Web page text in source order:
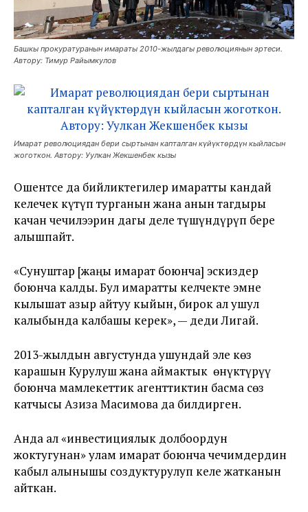
Башкы прокуратуранын имараты 2010-жылдагы революциянын эртеси.
Автору: Тимур Райымкулов
Имарат революциядан бери сыртынан капталган күйүктөрдүн кыйласын
жоготкон. Автору: Уулкан Жекшенбек кызы
Ошентсе да бийликтегилер имаратты кандай
келечек күтүп турганын жана анын тагдыры
качан чечилээрин дагы деле түшүндүрүп бере
алышпайт.
«Сунуштар [жаңы имарат боюнча] эскиздер
боюнча калды. Бул имаратты келчекте эмне
кылышат азыр айтуу кыйын, бирок ал ушул
калыбында калбашы керек», — деди Лигай.
2013-жылдын августунда ушундай эле көз
карашын Курулуш жана аймактык өнүктүрүү
боюнча мамлекеттик агенттиктин басма сөз
катчысы Азиза Масимова да билдирген.
Анда ал «инвестициялык долбоордун
жоктугунан» улам имарат боюнча чечимдердин
кабыл алынышы создуктурулуп келе жатканын
айткан.